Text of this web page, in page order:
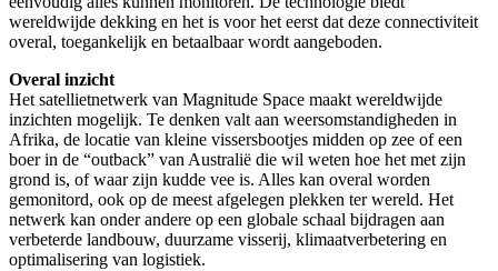
wereldwijde dekking en het is voor het eerst dat deze connectiviteit
overal, toegankelijk en betaalbaar wordt aangeboden.
Overal inzicht
Het satellietnetwerk van Magnitude Space maakt wereldwijde
inzichten mogelijk. Te denken valt aan weersomstandigheden in
Afrika, de locatie van kleine vissersbootjes midden op zee of een
boer in de “outback” van Australië die wil weten hoe het met zijn
grond is, of waar zijn kudde vee is. Alles kan overal worden
gemonitord, ook op de meest afgelegen plekken ter wereld. Het
netwerk kan onder andere op een globale schaal bijdragen aan
verbeterde landbouw, duurzame visserij, klimaatverbetering en
optimalisering van logistiek.